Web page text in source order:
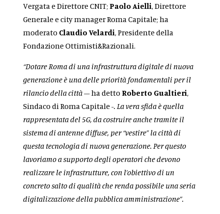
Vergata e Direttore CNIT;Paolo Aielli, Direttore
Generale e city manager Roma Capitale;ha
moderato Claudio Velardi, Presidente della
Fondazione Ottimisti&Razionali.
“Dotare Roma di una infrastruttura digitale di nuova
generazione è una delle priorità fondamentali per il
rilancio della città –ha dettoRoberto Gualtieri,
Sindaco di Roma Capitale-. La vera sfida è quella
rappresentata del 5G, da costruire anche tramite il
sistema di antenne diffuse, per “vestire” la città di
questa tecnologia di nuova generazione. Per questo
lavoriamo a supporto degli operatori che devono
realizzare le infrastrutture, con l’obiettivo di un
concreto salto di qualità che renda possibile una seria
digitalizzazione della pubblica amministrazione”.